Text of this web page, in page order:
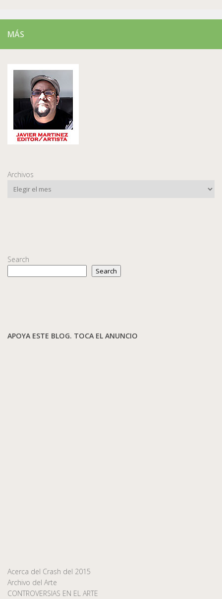
MÁS
Archivos
Search
Search
APOYA ESTE BLOG. TOCA EL ANUNCIO
Acerca del Crash del 2015
Archivo del Arte
CONTROVERSIAS EN EL ARTE